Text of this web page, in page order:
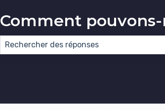
Comment